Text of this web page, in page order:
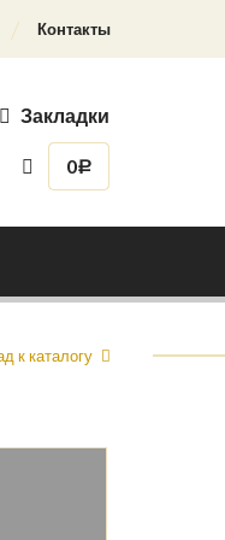
Контакты
Закладки
0Р
к каталогу